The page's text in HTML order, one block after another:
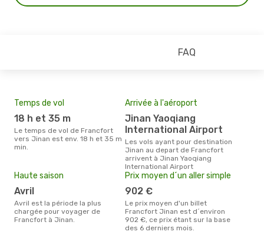
FAQ
Temps de vol
18 h et 35 m
Le temps de vol de Francfort
vers Jinan est env. 18 h et 35 m
min.
Arrivée à l'aéroport
Jinan Yaoqiang
International Airport
Les vols ayant pour destination
Jinan au depart de Francfort
arrivent à Jinan Yaoqiang
International Airport
Haute saison
avril
avril est la période la plus
chargée pour voyager de
Francfort à Jinan.
Prix moyen d´un aller simple
902 €
Le prix moyen d'un billet
Francfort Jinan est d´environ
902 €, ce prix étant sur la base
des 6 derniers mois.